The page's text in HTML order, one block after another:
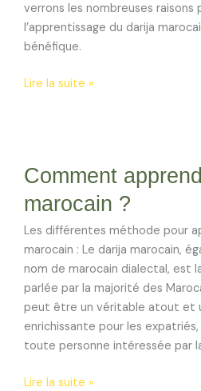
verrons les nombreuses raisons
l’apprentissage du darija
bénéfique.
Lire la suite »
Comment
marocain ?
Les différentes méthode pour
marocain : Le darija marocain,
nom de marocain dialectal, est
parlée par la majorité des
peut être un véritable atout et
enrichissante pour les
toute personne intéressée par
apprendre
darija
marocain
?
Lire la suite »